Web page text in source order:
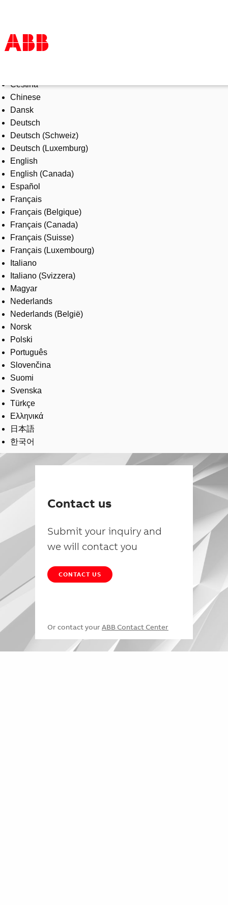
Products & Solutions
Industries
Services
About us
Where to buy
Contact us
Careers
Čeština
Chinese
Dansk
Deutsch
Deutsch (Schweiz)
Deutsch (Luxemburg)
English
English (Canada)
Español
Français
Français (Belgique)
Français (Canada)
Français (Suisse)
Français (Luxembourg)
Italiano
Italiano (Svizzera)
Magyar
Nederlands
Nederlands (België)
Norsk
Polski
Português
Slovenčina
Suomi
Svenska
Türkçe
Ελληνικά
日本語
한국어
Contact us
Submit your inquiry and
we will contact you
CONTACT US
Or contact your ABB Contact Center